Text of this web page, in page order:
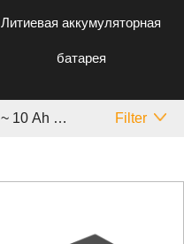
Литиевая аккумуляторная
батарея
Литий-ионный аккумулятор 5 ~ 10 Аh Особый Filter